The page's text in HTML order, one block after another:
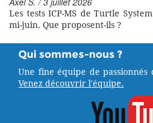
Les tests ICP-MS de Turtle
mi-juin. Que proposent-ils ?
Qui sommes-nous ?
Une fine équipe de
Venez découvrir l'équipe.